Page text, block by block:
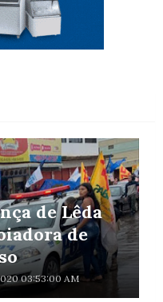
de Lêda
de
03:53:00 AM